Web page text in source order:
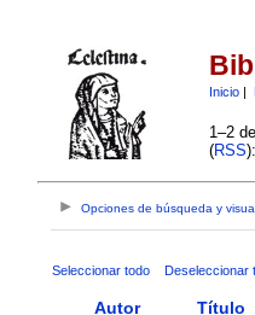
Inicio|
1–2
(RSS):
Opciones de búsqueda y
Seleccionar todo Deseleccionar
Autor Título